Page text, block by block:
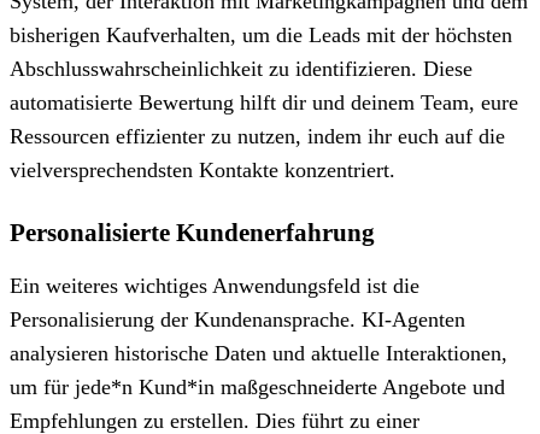
bisherigen Kaufverhalten, um die Leads mit der höchsten
Abschlusswahrscheinlichkeit zu identifizieren. Diese
automatisierte Bewertung hilft dir und deinem Team, eure
Ressourcen effizienter zu nutzen, indem ihr euch auf die
vielversprechendsten Kontakte konzentriert.
Personalisierte Kundenerfahrung
Ein weiteres wichtiges Anwendungsfeld ist die
Personalisierung der Kundenansprache. KI-Agenten
analysieren historische Daten und aktuelle Interaktionen,
um für jede*n Kund*in maßgeschneiderte Angebote und
Empfehlungen zu erstellen. Dies führt zu einer